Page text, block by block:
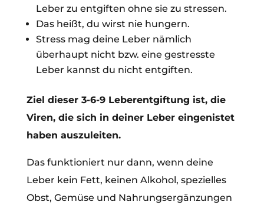
Leber zu entgiften ohne sie zu stressen.
Das heißt, du wirst nie hungern.
Stress mag deine Leber nämlich
überhaupt nicht bzw. eine gestresste
Leber kannst du nicht entgiften.
Ziel dieser 3-6-9 Leberentgiftung ist, die
Viren, die sich in deiner Leber eingenistet
haben auszuleiten.
Das funktioniert nur dann, wenn deine
Leber kein Fett, keinen Alkohol, spezielles
Obst, Gemüse und Nahrungsergänzungen